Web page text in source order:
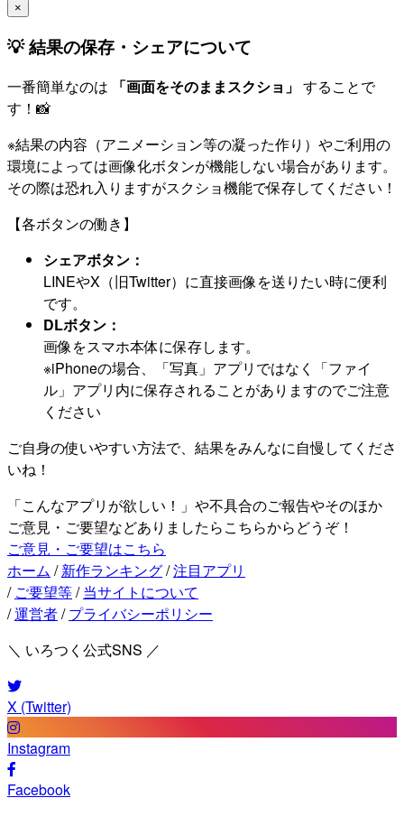
×
💡 結果の保存・シェアについて
一番簡単なのは 「画面をそのままスクショ」 することで
す！📸
※結果の内容（アニメーション等の凝った作り）やご利用の
環境によっては画像化ボタンが機能しない場合があります。
その際は恐れ入りますがスクショ機能で保存してください！
【各ボタンの働き】
シェアボタン：
LINEやX（旧Twitter）に直接画像を送りたい時に便利
です。
DLボタン：
画像をスマホ本体に保存します。
※iPhoneの場合、「写真」アプリではなく「ファイ
ル」アプリ内に保存されることがありますのでご注意
ください
ご自身の使いやすい方法で、結果をみんなに自慢してくださ
いね！
「こんなアプリが欲しい！」や不具合のご報告やそのほか
ご意見・ご要望などありましたらこちらからどうぞ！
ご意見・ご要望はこちら
ホーム / 新作ランキング/注目アプリ
/ ご要望等/ 当サイトについて
/運営者/ プライバシーポリシー
＼ いろつく公式SNS ／
X (Twitter)
Instagram
Facebook